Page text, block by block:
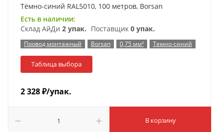
Тёмно-синий RAL5010, 100 метров, Borsan
Есть в наличии:
Склад АйДи 2 упак. Поставщик 0 упак.
Провод монтажный Borsan 0,75 мм² Темно-синий
Таблица выбора
2 328₽/упак.
В корзину